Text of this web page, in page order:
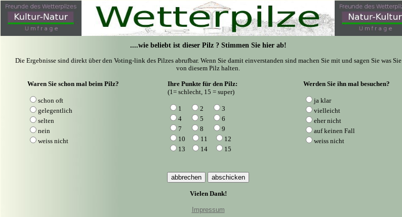
....wie beliebt ist dieser Pilz ? Stimmen Sie hier ab!
Die Ergebnisse sind direkt über den Voting-link des Pilzes abrufbar. Wenn Sie damit einverstanden sind machen Sie mit und sagen Sie was Sie
von diesem Pilz halten.
Waren Sie schon mal beim Pilz?
schon oft
gelegentlich
selten
nein
weiss nicht
Ihre Punkte für den Pilz:
(1= schlecht, 15 = super)
1 2
3
4
5
6
7
8
9
10
11
12
13
14 15
Werden Sie ihn mal besuchen?
ja klar
vielleicht
eher nicht
auf keinen Fall
weiss nicht
Vielen Dank!
Impressum